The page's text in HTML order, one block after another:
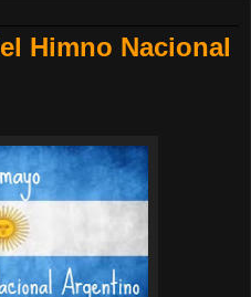
Himno Nacional